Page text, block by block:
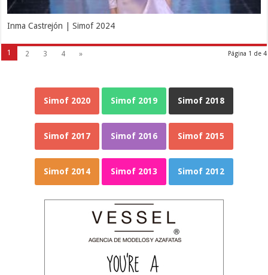
Inma Castrejón | Simof 2024
Página 1 de 4
1 2 3 4 »
Simof 2020 Simof 2019 Simof 2018
Simof 2017 Simof 2016 Simof 2015
Simof 2014 Simof 2013 Simof 2012